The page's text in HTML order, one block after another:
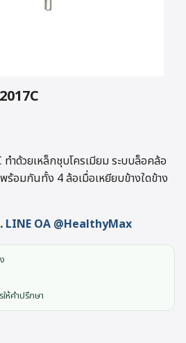
าท.
ำด้วยเหล็กชุบโครเมียม ระบบล็อคล้อ
อมกันทั้ง 4 ล้อเมื่อเหยียบข้างใดข้าง
LINE OA @HealthyMax
ห้คำปรึกษา